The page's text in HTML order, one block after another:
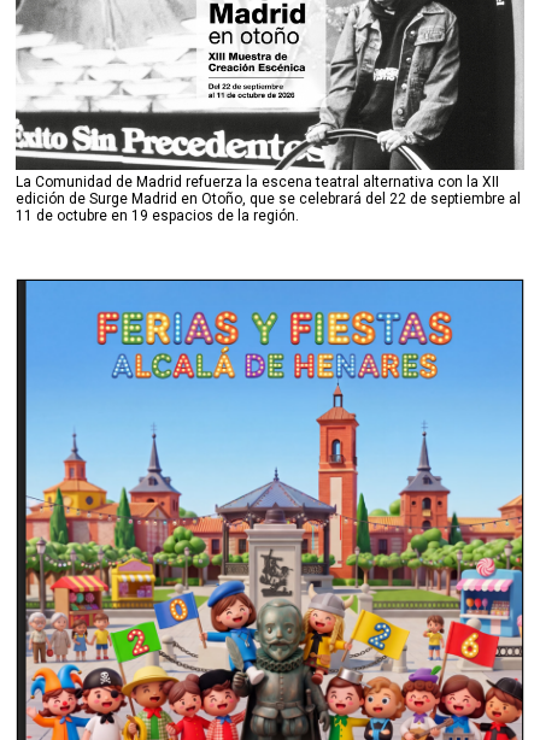
La Comunidad de Madrid refuerza la escena teatral alternativa con la XII
edición de Surge Madrid en Otoño, que se celebrará del 22 de septiembre al
11 de octubre en 19 espacios de la región.